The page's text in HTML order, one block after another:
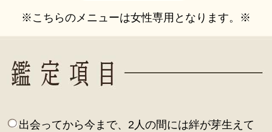
※こちらのメニューは女性専用となります。※
出会ってから今まで、2人の間には絆が芽生えて